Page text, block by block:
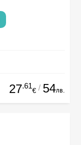
27.61
€ / 54лв.